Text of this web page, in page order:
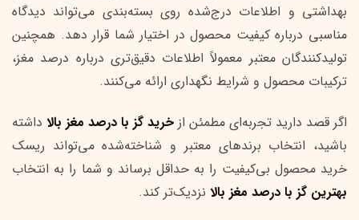
بهداشتی و اطلاعات درج‌شده روی بسته‌بندی می‌تواند دیدگاه
مناسبی درباره کیفیت محصول در اختیار شما قرار دهد. همچنین
تولیدکنندگان معتبر معمولاً اطلاعات دقیق‌تری درباره درصد مغز،
ترکیبات محصول و شرایط نگهداری ارائه می‌کنند.
اگر قصد دارید تجربه‌ای مطمئن از خرید گز با درصد مغز بالا داشته
باشید، انتخاب برندهای معتبر و شناخته‌شده می‌تواند ریسک
خرید محصول بی‌کیفیت را به حداقل برساند و شما را به انتخاب
بهترین گز با درصد مغز بالا نزدیک‌تر کند.